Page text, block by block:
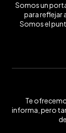
Somos un
para reflejar
Somos el
Te
informa, pero